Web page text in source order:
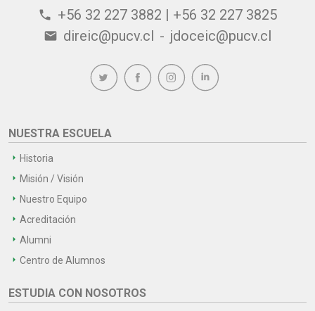
phone +56 32 227 3882 | +56 32 227 3825
email direic@pucv.cl - jdoceic@pucv.cl
NUESTRA ESCUELA
Historia
Misión / Visión
Nuestro Equipo
Acreditación
Alumni
Centro de Alumnos
ESTUDIA CON NOSOTROS